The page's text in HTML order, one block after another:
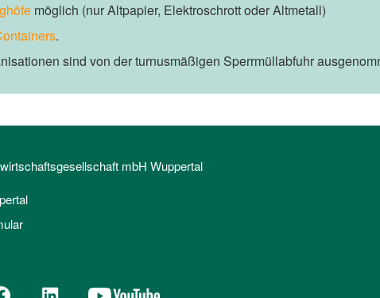
möglich (nur Altpapier, Elektroschrott oder Altmetall)
.
sind von der turnusmäßigen Sperrmüllabfuhr
mbH Wuppertal